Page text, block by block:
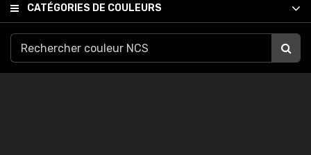
CATÉGORIES DE COULEURS